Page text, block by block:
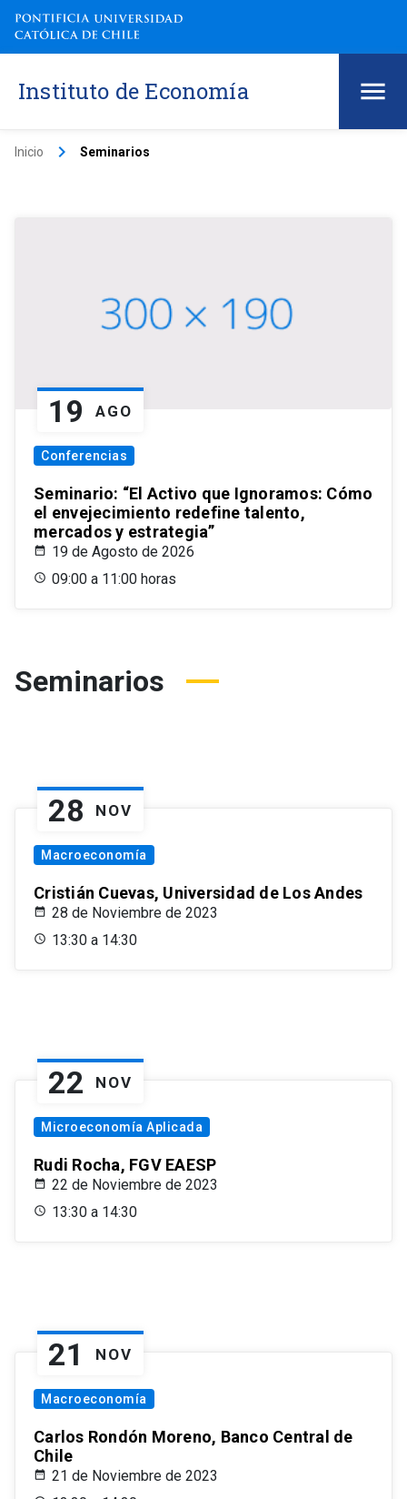
Instituto de Economía
Inicio keyboard_arrow_right Seminarios
19 AGO
Conferencias
Seminario: “El Activo que Ignoramos: Cómo
el envejecimiento redefine talento,
mercados y estrategia”
19 de Agosto de 2026
09:00 a 11:00 horas
Seminarios
28 NOV
Macroeconomía
Cristián Cuevas, Universidad de Los Andes
28 de Noviembre de 2023
13:30 a 14:30
22 NOV
Microeconomía Aplicada
Rudi Rocha, FGV EAESP
22 de Noviembre de 2023
13:30 a 14:30
21 NOV
Macroeconomía
Carlos Rondón Moreno, Banco Central de
Chile
21 de Noviembre de 2023